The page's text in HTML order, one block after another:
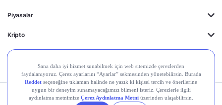
Piyasalar
Kripto
Ayrıcalıklar
Kişisel Verilerin Gizlilik Yasal Çerez